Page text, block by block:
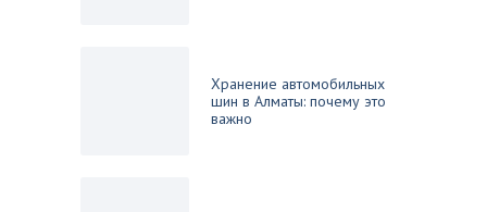
Хранение автомобильных
шин в Алматы: почему это
важно